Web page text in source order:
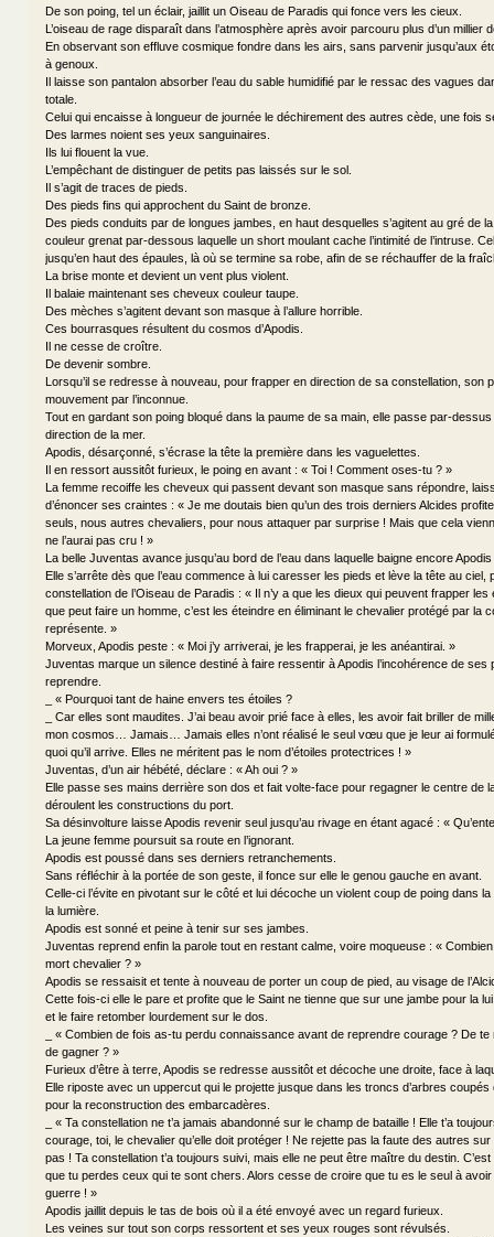
De son poing, tel un éclair, jaillit un Oiseau de Paradis qui fonce vers les cieux.
L’oiseau de rage disparaît dans l’atmosphère après avoir parcouru plus d’un millier
En observant son effluve cosmique fondre dans les airs, sans parvenir jusqu’aux
à genoux.
Il laisse son pantalon absorber l’eau du sable humidifié par le ressac des vagues
totale.
Celui qui encaisse à longueur de journée le déchirement des autres cède, une fois
Des larmes noient ses yeux sanguinaires.
Ils lui flouent la vue.
L’empêchant de distinguer de petits pas laissés sur le sol.
Il s’agit de traces de pieds.
Des pieds fins qui approchent du Saint de bronze.
Des pieds conduits par de longues jambes, en haut desquelles s’agitent au gré de
couleur grenat par-dessous laquelle un short moulant cache l’intimité de l’intruse.
jusqu’en haut des épaules, là où se termine sa robe, afin de se réchauffer de la
La brise monte et devient un vent plus violent.
Il balaie maintenant ses cheveux couleur taupe.
Des mèches s’agitent devant son masque à l’allure horrible.
Ces bourrasques résultent du cosmos d’Apodis.
Il ne cesse de croître.
De devenir sombre.
Lorsqu’il se redresse à nouveau, pour frapper en direction de sa constellation, son
mouvement par l’inconnue.
Tout en gardant son poing bloqué dans la paume de sa main, elle passe par-
direction de la mer.
Apodis, désarçonné, s’écrase la tête la première dans les vaguelettes.
Il en ressort aussitôt furieux, le poing en avant : « Toi ! Comment oses-tu ? »
La femme recoiffe les cheveux qui passent devant son masque sans répondre,
d’énoncer ses craintes : « Je me doutais bien qu’un des trois derniers Alcides
seuls, nous autres chevaliers, pour nous attaquer par surprise ! Mais que cela
ne l’aurai pas cru ! »
La belle Juventas avance jusqu’au bord de l’eau dans laquelle baigne encore
Elle s’arrête dès que l’eau commence à lui caresser les pieds et lève la tête au ciel,
constellation de l’Oiseau de Paradis : « Il n’y a que les dieux qui peuvent frapper
que peut faire un homme, c’est les éteindre en éliminant le chevalier protégé par la
représente. »
Morveux, Apodis peste : « Moi j’y arriverai, je les frapperai, je les anéantirai. »
Juventas marque un silence destiné à faire ressentir à Apodis l’incohérence de ses
reprendre.
_ « Pourquoi tant de haine envers tes étoiles ?
_ Car elles sont maudites. J’ai beau avoir prié face à elles, les avoir fait briller de
mon cosmos… Jamais… Jamais elles n’ont réalisé le seul vœu que je leur ai
quoi qu’il arrive. Elles ne méritent pas le nom d’étoiles protectrices ! »
Juventas, d’un air hébété, déclare : « Ah oui ? »
Elle passe ses mains derrière son dos et fait volte-face pour regagner le centre de
déroulent les constructions du port.
Sa désinvolture laisse Apodis revenir seul jusqu’au rivage en étant agacé : «
La jeune femme poursuit sa route en l’ignorant.
Apodis est poussé dans ses derniers retranchements.
Sans réfléchir à la portée de son geste, il fonce sur elle le genou gauche en avant.
Celle-ci l’évite en pivotant sur le côté et lui décoche un violent coup de poing dans
la lumière.
Apodis est sonné et peine à tenir sur ses jambes.
Juventas reprend enfin la parole tout en restant calme, voire moqueuse : «
mort chevalier ? »
Apodis se ressaisit et tente à nouveau de porter un coup de pied, au visage de
Cette fois-ci elle le pare et profite que le Saint ne tienne que sur une jambe pour la
et le faire retomber lourdement sur le dos.
_ « Combien de fois as-tu perdu connaissance avant de reprendre courage ? De te
de gagner ? »
Furieux d’être à terre, Apodis se redresse aussitôt et décoche une droite, face à
Elle riposte avec un uppercut qui le projette jusque dans les troncs d’arbres coupés
pour la reconstruction des embarcadères.
_ « Ta constellation ne t’a jamais abandonné sur le champ de bataille ! Elle t’a
courage, toi, le chevalier qu’elle doit protéger ! Ne rejette pas la faute des autres
pas ! Ta constellation t’a toujours suivi, mais elle ne peut être maître du destin.
que tu perdes ceux qui te sont chers. Alors cesse de croire que tu es le seul à
guerre ! »
Apodis jaillit depuis le tas de bois où il a été envoyé avec un regard furieux.
Les veines sur tout son corps ressortent et ses yeux rouges sont révulsés.